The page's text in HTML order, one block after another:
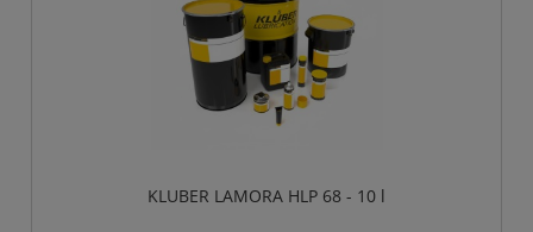
KLUBER LAMORA HLP 68 - 10 l